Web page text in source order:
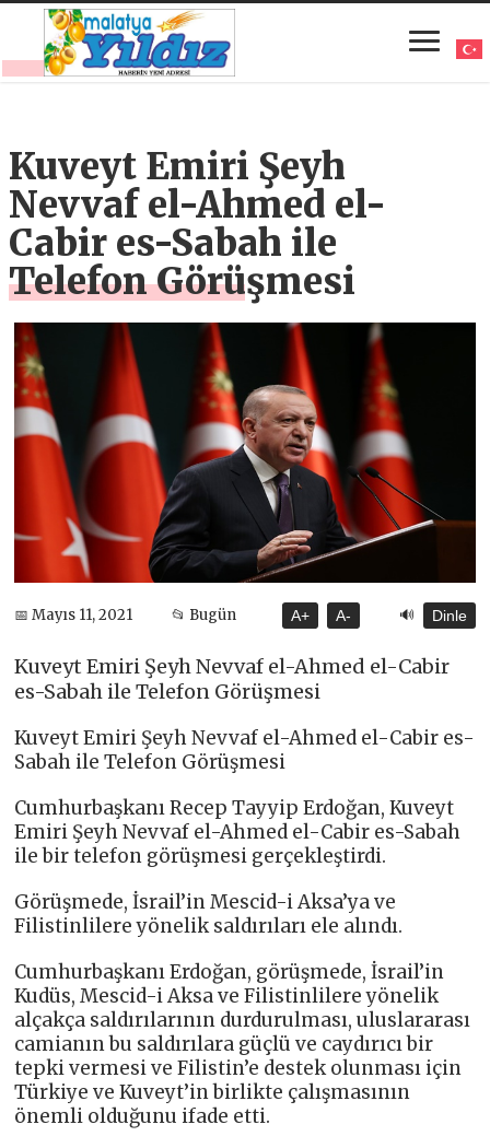
Kuveyt Emiri Şeyh
Nevvaf el-Ahmed el-
Cabir es-Sabah ile
Telefon Görüşmesi
📅 Mayıs 11, 2021 📂 Bugün A+ A- 🔊 Dinle
Kuveyt Emiri Şeyh Nevvaf el-Ahmed el-Cabir
es-Sabah ile Telefon Görüşmesi
Kuveyt Emiri Şeyh Nevvaf el-Ahmed el-Cabir es-
Sabah ile Telefon Görüşmesi
Cumhurbaşkanı Recep Tayyip Erdoğan, Kuveyt
Emiri Şeyh Nevvaf el-Ahmed el-Cabir es-Sabah
ile bir telefon görüşmesi gerçekleştirdi.
Görüşmede, İsrail’in Mescid-i Aksa’ya ve
Filistinlilere yönelik saldırıları ele alındı.
Cumhurbaşkanı Erdoğan, görüşmede, İsrail’in
Kudüs, Mescid-i Aksa ve Filistinlilere yönelik
alçakça saldırılarının durdurulması, uluslararası
camianın bu saldırılara güçlü ve caydırıcı bir
tepki vermesi ve Filistin’e destek olunması için
Türkiye ve Kuveyt’in birlikte çalışmasının
önemli olduğunu ifade etti.